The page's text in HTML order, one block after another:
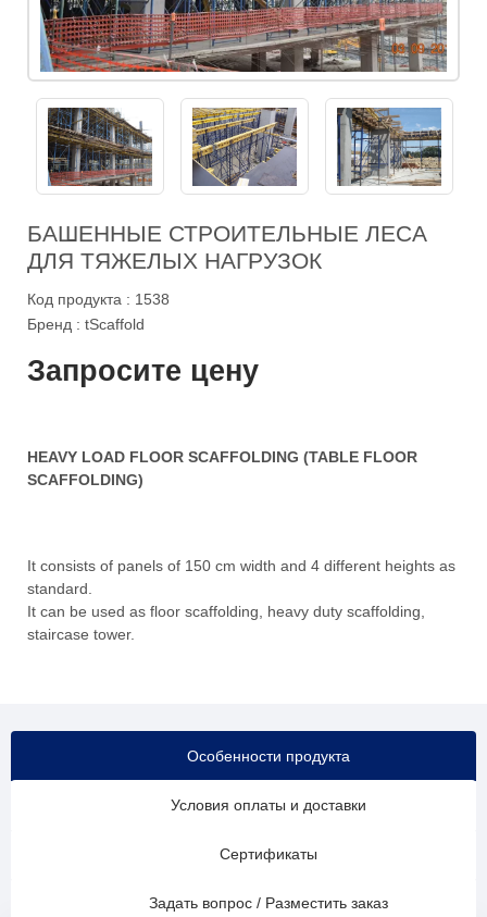
БАШЕННЫЕ СТРОИТЕЛЬНЫЕ ЛЕСА
ДЛЯ ТЯЖЕЛЫХ НАГРУЗОК
Код продукта : 1538
Бренд : tScaffold
Запросите цену
HEAVY LOAD FLOOR SCAFFOLDING (TABLE FLOOR
SCAFFOLDING)
It consists of panels of 150 cm width and 4 different heights as
standard.
It can be used as floor scaffolding, heavy duty scaffolding,
staircase tower.
Особенности продукта
Условия оплаты и доставки
Сертификаты
Задать вопрос / Разместить заказ